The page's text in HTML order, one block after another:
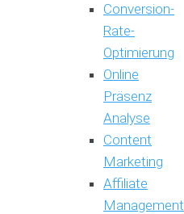
Conversion-
Rate-
Optimierung
Online
Präsenz
Analyse
Content
Marketing
Affiliate
Management